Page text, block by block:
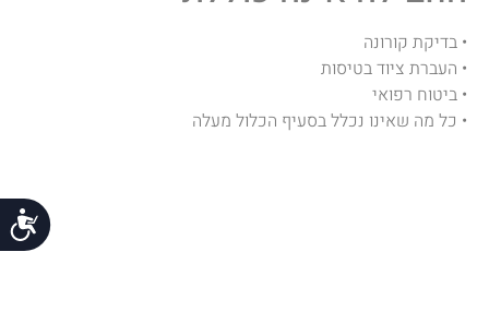
• בדיקת קורונה
• העברת ציוד בטיסות
• ביטוח רפואי
• כל מה שאינו נכלל בסעיף הכלול מעלה